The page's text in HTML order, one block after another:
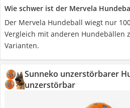
Wie schwer ist der Mervela
Der Mervela Hundeball wiegt nur
Vergleich mit anderen Hundebällen
Varianten.
Sunneko unzerstörbarer
unzerstörbar